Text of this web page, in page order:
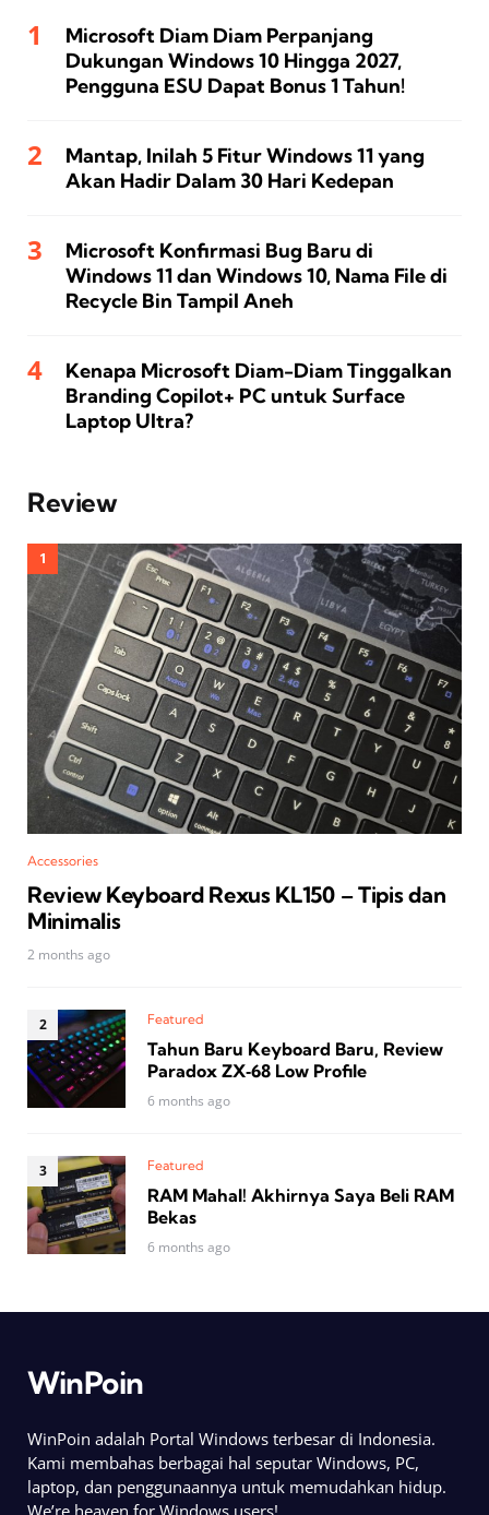
Microsoft Diam Diam Perpanjang
Dukungan Windows 10 Hingga 2027,
Pengguna ESU Dapat Bonus 1 Tahun!
Mantap, Inilah 5 Fitur Windows 11 yang
Akan Hadir Dalam 30 Hari Kedepan
Microsoft Konfirmasi Bug Baru di
Windows 11 dan Windows 10, Nama File di
Recycle Bin Tampil Aneh
Kenapa Microsoft Diam-Diam Tinggalkan
Branding Copilot+ PC untuk Surface
Laptop Ultra?
Review
Accessories
Review Keyboard Rexus KL150 – Tipis dan
Minimalis
2 months ago
Featured
Tahun Baru Keyboard Baru, Review
Paradox ZX‑68 Low Profile
6 months ago
Featured
RAM Mahal! Akhirnya Saya Beli RAM
Bekas
6 months ago
WinPoin
WinPoin adalah Portal Windows terbesar di Indonesia.
Kami membahas berbagai hal seputar Windows, PC,
laptop, dan penggunaannya untuk memudahkan hidup.